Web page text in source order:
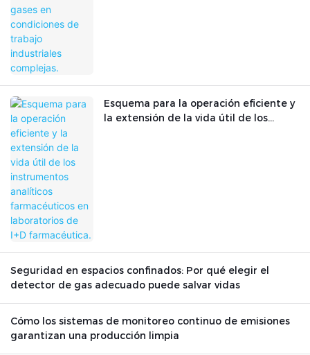
Esquema para la operación eficiente y
la extensión de la vida útil de los
Seguridad en espacios confinados: Por qué elegir el
detector de gas adecuado puede salvar vidas
Cómo los sistemas de monitoreo continuo de emisiones
garantizan una producción limpia